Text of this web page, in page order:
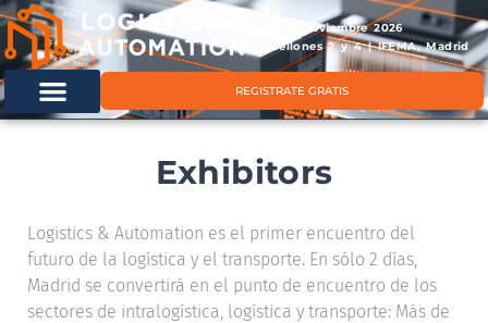
11 & 12 noviembre 2026
Pabellones 2 y 4 | IFEMA, Madrid
REGISTRATE GRATIS
Exhibitors
Logistics & Automation es el primer encuentro del
futuro de la logística y el transporte. En sólo 2 días,
Madrid se convertirá en el punto de encuentro de los
sectores de intralogística, logística y transporte: Más de